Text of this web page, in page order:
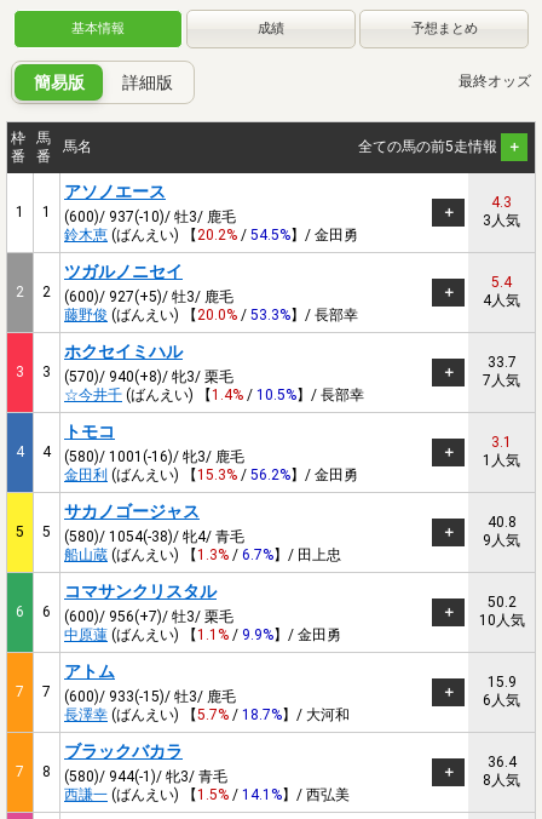
基本情報 成績 予想まとめ
簡易版 詳細版 最終オッズ
枠
番
馬
番
馬名 全ての馬の前5走情報
1 1
アソノエース
(600)/ 937(-10)/ 牡3/ 鹿毛
鈴木恵 (ばんえい) 【20.2% / 54.5%】/ 金田勇
4.3
3人気
2 2
ツガルノニセイ
(600)/ 927(+5)/ 牡3/ 鹿毛
藤野俊 (ばんえい) 【20.0% / 53.3%】/ 長部幸
5.4
4人気
3 3
ホクセイミハル
(570)/ 940(+8)/ 牝3/ 栗毛
☆今井千 (ばんえい) 【1.4% / 10.5%】/ 長部幸
33.7
7人気
4 4
トモコ
(580)/ 1001(-16)/ 牝3/ 鹿毛
金田利 (ばんえい) 【15.3% / 56.2%】/ 金田勇
3.1
1人気
5 5
サカノゴージャス
(580)/ 1054(-38)/ 牝4/ 青毛
船山蔵 (ばんえい) 【1.3% / 6.7%】/ 田上忠
40.8
9人気
6 6
コマサンクリスタル
(600)/ 956(+7)/ 牡3/ 栗毛
中原蓮 (ばんえい) 【1.1% / 9.9%】/ 金田勇
50.2
10人気
7 7
アトム
(600)/ 933(-15)/ 牡3/ 鹿毛
長澤幸 (ばんえい) 【5.7% / 18.7%】/ 大河和
15.9
6人気
7 8
ブラックバカラ
(580)/ 944(-1)/ 牝3/ 青毛
西謙一 (ばんえい) 【1.5% / 14.1%】/ 西弘美
36.4
8人気